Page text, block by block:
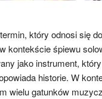
który odnosi się
kontekście śpiewu
jako instrument,
historie. W
wielu gatunków